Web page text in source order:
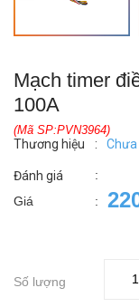
Mạch timer
100A
(Mã SP:PVN3964)
Thương hiệu :
Đánh giá
:
Giá
:
Số lượng